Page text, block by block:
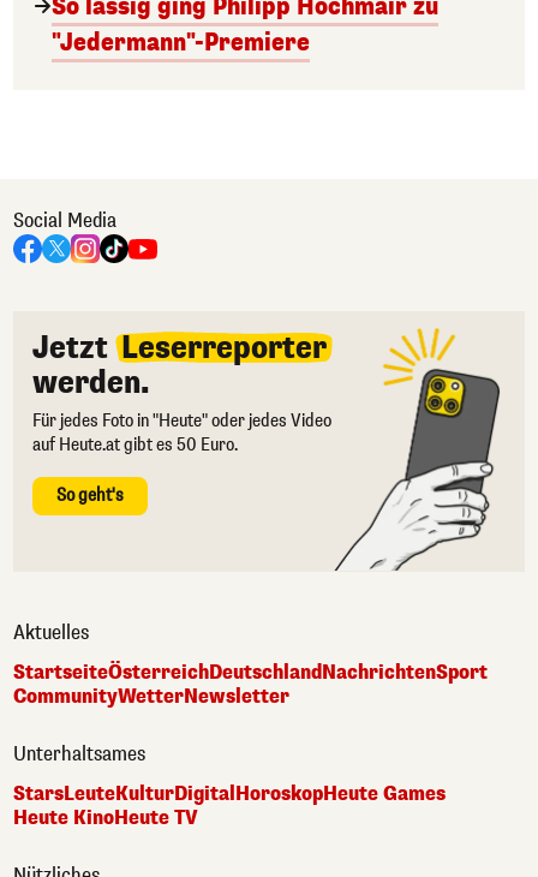
"Jedermann"-Premiere
Social Media
Jetzt Leserreporter
werden.
Für jedes Foto in "Heute" oder jedes Video
auf Heute.at gibt es 50 Euro.
So geht's
Aktuelles
StartseiteÖsterreichDeutschlandNachrichtenSport
CommunityWetterNewsletter
Unterhaltsames
StarsLeuteKulturDigitalHoroskopHeute Games
Heute KinoHeute TV